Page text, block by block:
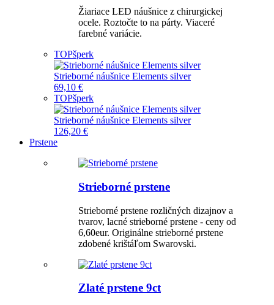
Žiariace LED náušnice z chirurgickej
ocele. Roztočte to na párty. Viaceré
farebné variácie.
TOPšperk
Strieborné náušnice Elements silver
69,10 €
TOPšperk
Strieborné náušnice Elements silver
126,20 €
Prstene
Strieborné prstene
Strieborné prstene rozličných dizajnov a
tvarov, lacné strieborné prstene - ceny od
6,60eur. Originálne strieborné prstene
zdobené krištáľom Swarovski.
Zlaté prstene 9ct